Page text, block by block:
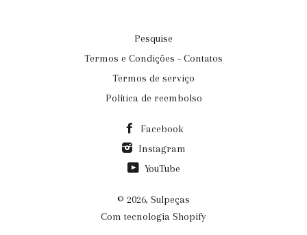
Pesquise
Termos e Condições - Contatos
Termos de serviço
Política de reembolso
Facebook
Instagram
YouTube
© 2026, Sulpeças
Com tecnologia Shopify